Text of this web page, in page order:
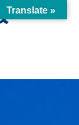
Translate »